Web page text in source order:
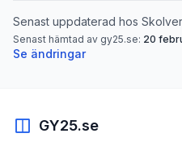
Senast uppdaterad hos
Senast hämtad av gy25.se: 20
Se ändringar
GY25.se